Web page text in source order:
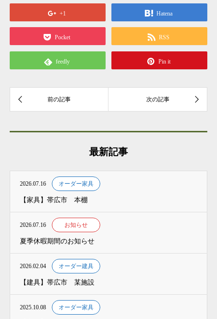
+1 Hatena
Pocket RSS
feedly Pin it
最新記事
2026.07.16 オーダー家具
【家具】帯広市 本棚
2026.07.16 お知らせ
夏季休暇期間のお知らせ
2026.02.04 オーダー建具
【建具】帯広市 某施設
2025.10.08 オーダー家具